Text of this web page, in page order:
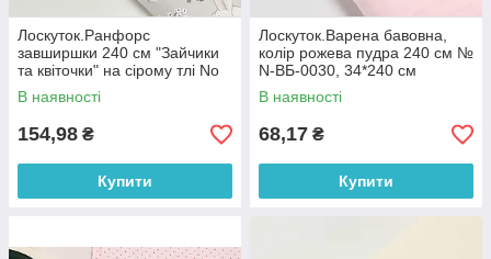
Лоскуток.Ранфорс
завширшки 240 см "Зайчики
та квіточки" на сірому тлі No
3246, 86*240 см
В наявності
154,98 ₴
Купити
Лоскуток.Варена бавовна,
колір рожева пудра 240 см №
N-ВБ-0030, 34*240 см
В наявності
68,17 ₴
Купити